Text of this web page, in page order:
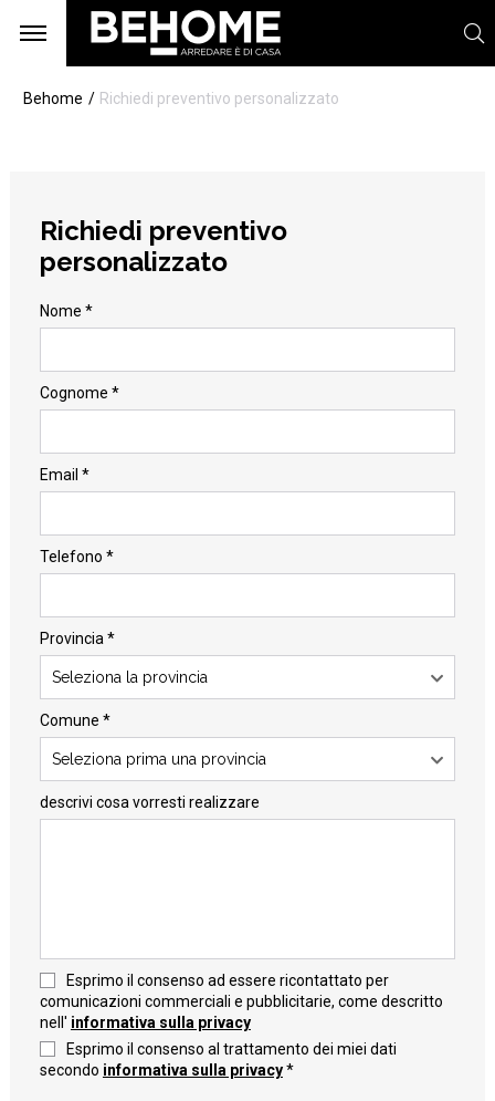
Behome Richiedi preventivo personalizzato
Richiedi preventivo
personalizzato
Nome *
Cognome *
Email *
Telefono *
Provincia *
Seleziona la provincia
Comune *
Seleziona prima una provincia
descrivi cosa vorresti realizzare
Esprimo il consenso ad essere ricontattato per
comunicazioni commerciali e pubblicitarie, come descritto
nell' informativa sulla privacy
Esprimo il consenso al trattamento dei miei dati
secondo informativa sulla privacy*